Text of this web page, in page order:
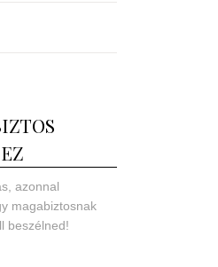
azonnal
magabiztosnak
beszélned!